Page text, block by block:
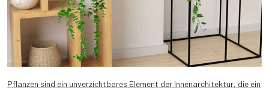
Pflanzen sind ein unverzichtbares Element der Innenarchitektur, die ein